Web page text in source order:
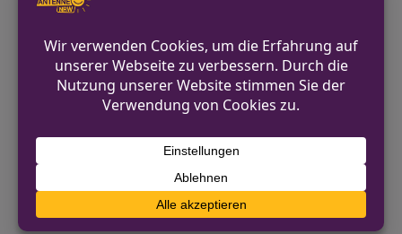
VORHERIGER BEITRAG
Strafanzeige wegen
Straßenverkehrsgefährdung nach
Parkrempler
Polizei sucht Unfallgeschädigten nach